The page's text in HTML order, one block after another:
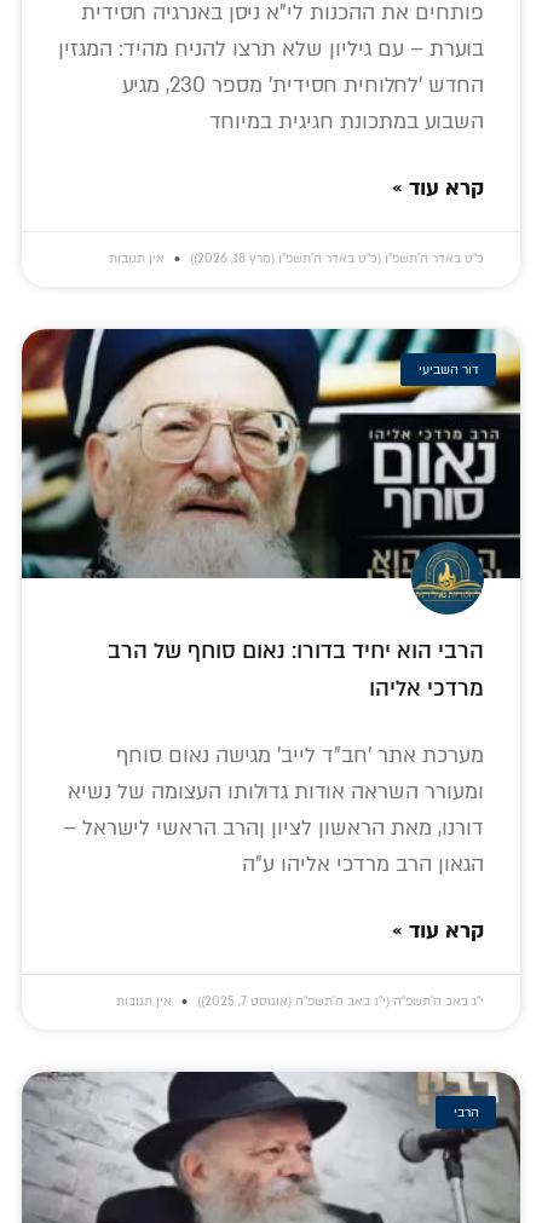
פותחים את ההכנות לי"א ניסן באנרגיה חסידית
בוערת – עם גיליון שלא תרצו להניח מהיד: המגזין
החדש 'לחלוחית חסידית' מספר 230, מגיע
השבוע במתכונת חגיגית במיוחד
קרא עוד »
כ״ט באדר ה׳תשפ״ו (כ״ט באדר ה׳תשפ״ו (מרץ 18, 2026)) אין תגובות
דור השביעי
הרבי הוא יחיד בדורו: נאום סוחף של הרב
מרדכי אליהו
מערכת אתר 'חב"ד לייב' מגישה נאום סוחף
ומעורר השראה אודות גדולותו העצומה של נשיא
דורנו, מאת הראשון לציון ןהרב הראשי לישראל –
הגאון הרב מרדכי אליהו ע"ה
קרא עוד »
י״ג באב ה׳תשפ״ה (י״ג באב ה׳תשפ״ה (אוגוסט 7, 2025)) אין תגובות
הרבי